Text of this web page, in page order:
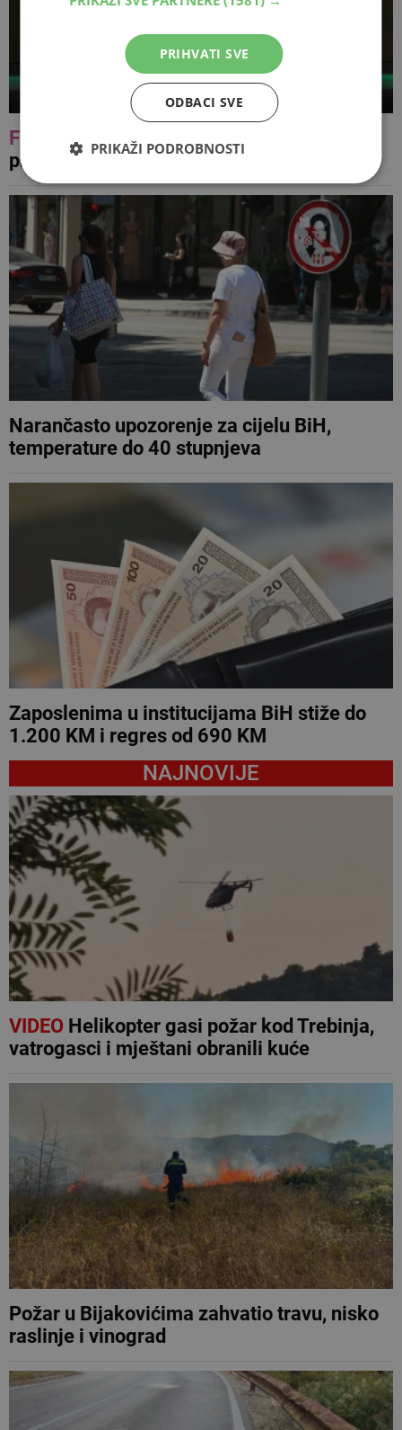
FOTO
Šarolikost običaja i plesa
predstavljeno bjelopoljskoj publici
Narančasto upozorenje za cijelu BiH,
temperature do 40 stupnjeva
Zaposlenima u institucijama BiH stiže do
1.200 KM i regres od 690 KM
NAJNOVIJE
VIDEOHelikopter gasi požar kod Trebinja,
vatrogasci i mještani obranili kuće
Požar u Bijakovićima zahvatio travu, nisko
raslinje i vinograd
PRIHVATI SVE
ODBACI SVE
PRIKAŽI PODROBNOSTI